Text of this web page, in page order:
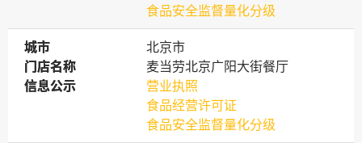
食品安全监督量化分级
城市
城市
北京市
门店名称
门店名称
麦当劳北京广阳大街餐厅
信息公示
信息公示
营业执照
食品经营许可证
食品安全监督量化分级